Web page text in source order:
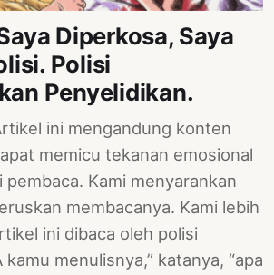
Diperkosa, Saya
Polisi
Penyelidikan.
ini mengandung konten
memicu tekanan emosional
pembaca. Kami menyarankan
membacanya. Kami lebih
ini dibaca oleh polisi
kamu menulisnya,” katanya, “apa